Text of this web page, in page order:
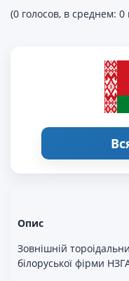
(0 голосов, в среднем: 0
Опис
Зовнішній
білоруської фірми